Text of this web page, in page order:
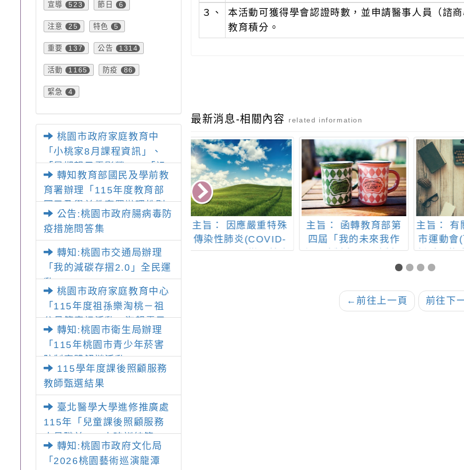
宣導 523 節日 6
注意 25 特色 5
重要 137 公告 1314
活動 1165 防疫 86
緊急 4
桃園市政府家庭教育中
「小桃家8月課程資訊」、
「暑期親子電影營」、「祖
孫樂淘桃」、「愛『原原』
不絕-親子共學同樂會」、
「邁向下一站幸福系列講座
及成長團體」海報各1份
轉知教育部國民及學前教
育署辦理「115年度教育部
國民及學前教育署辦理性別
平等教育建置課程與教學人
才庫實施計畫」一案， 請教
師踴躍提出申請，請查照。
公告:桃園市政府腸病毒防
疫措施問答集
轉知:桃園市交通局辦理
「我的減碳存摺2.0」全民運
動
桃園市政府家庭教育中心
「115年度祖孫樂淘桃－祖
父母節慶祝活動」海報電子
檔，請貴單位協助鼓勵所屬
同仁及所屬機關（構）、學
校、民眾踴躍報名參加，請
查照
轉知:桃園市衛生局辦理
「115年桃園市青少年菸害
防制實體解謎活動」
115學年度課後照顧服務
教師甄選結果
臺北醫學大學進修推廣處
115年「兒童課後照顧服務
人員職前180小時訓練第20
期」招生資訊
轉知:桃園市政府文化局
「2026桃園藝術巡演龍潭
３、
本活動可獲得學會認證時數，並申請醫事人員（諮
教育積分。
最新消息-相關內容 related information
北醫學大學辦
臺北醫學大
童探索夏令營
主旨： 因應嚴重特殊
傳染性肺炎(COVID-
19)Omicron變異株疫
情，請鼓勵已完成
COVID-19第1劑疫苗
接種，並符合第2劑疫
苗接種週數之教職員
工，儘速至COVID-19
公費疫苗預約平臺預約
接種第2劑疫苗，請查
照。
主旨： 函轉教育部第
四屆「我的未來我作
主」防制毒品暨防制霸
主旨： 有關110年桃園
市運動會(下稱市運)因
新型冠狀病毒肺炎疫情
取消辦理一案，詳如說
「ゲゲ
100
← 前往上一頁 前往下